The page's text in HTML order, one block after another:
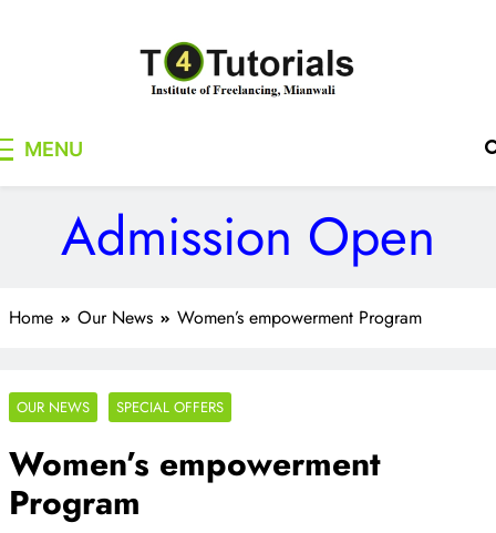
MENU
Admission Open
Home Our News Women’s empowerment Program
OUR NEWS SPECIAL OFFERS
Women’s empowerment
Program